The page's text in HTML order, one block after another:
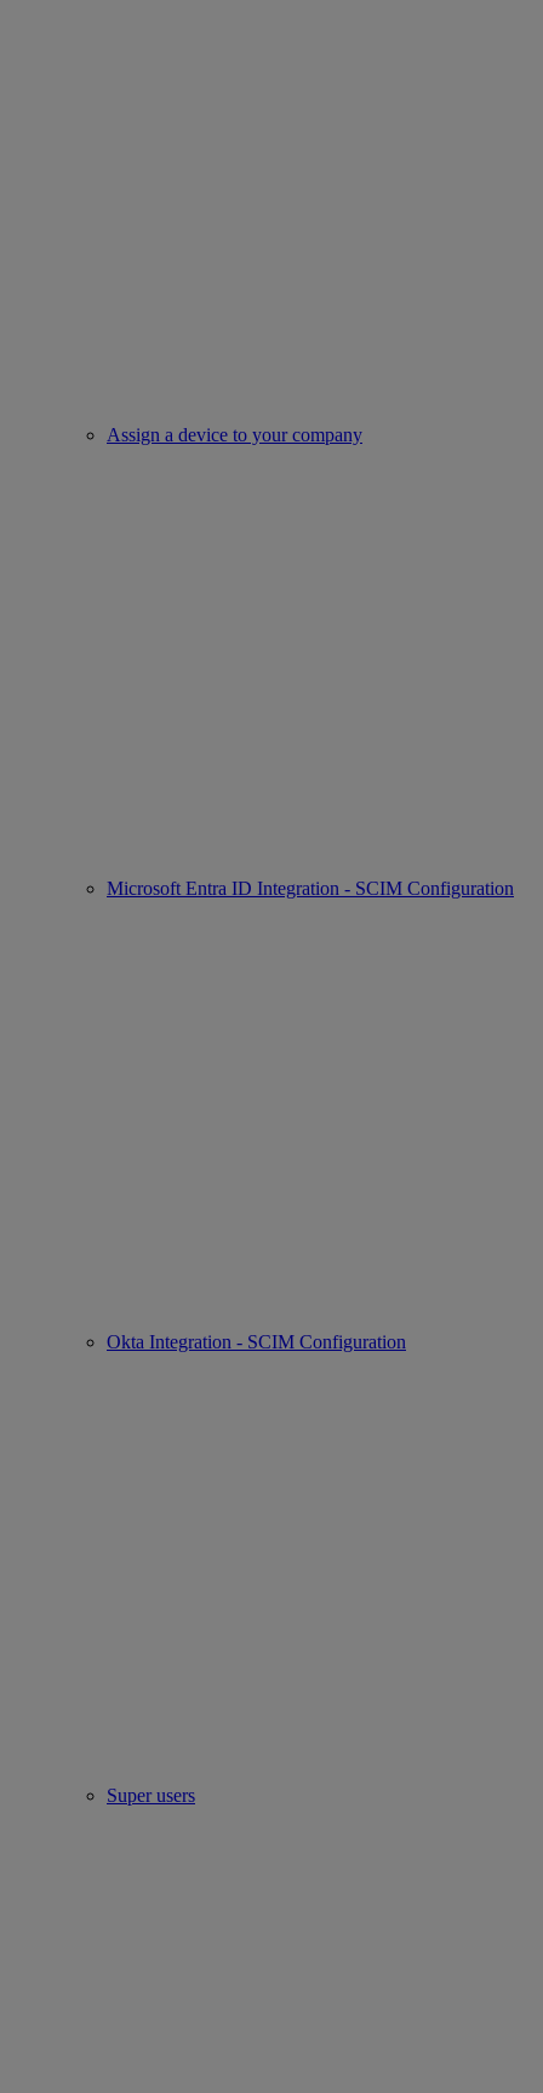
Assign a device to your company
Microsoft Entra ID Integration - SCIM Configuration
Okta Integration - SCIM Configuration
Super users